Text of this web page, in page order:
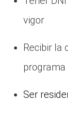
vigor
Recibir la
programa
Ser